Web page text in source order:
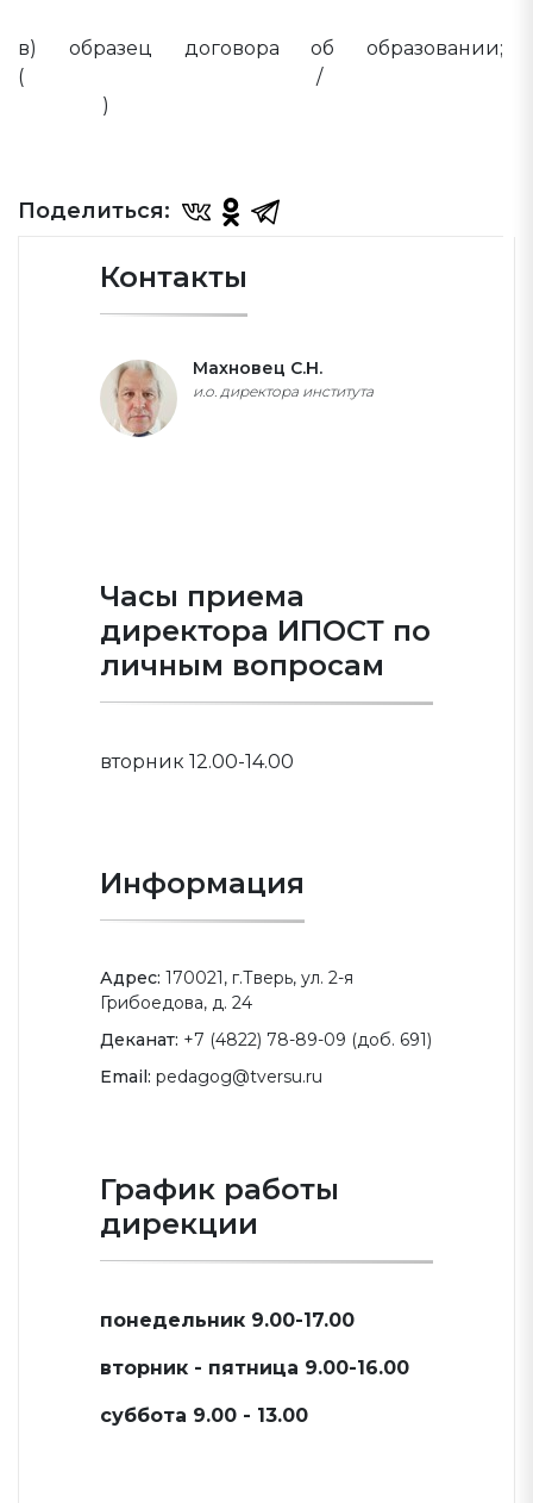
в) образец договора об образовании;
(
/
)
Поделиться:
Контакты
Махновец С.Н.
и.о. директора института
Часы приема
директора ИПОСТ по
личным вопросам
вторник 12.00-14.00
Информация
Адрес: 170021, г.Тверь, ул. 2-я
Грибоедова, д. 24
Деканат: +7 (4822) 78-89-09 (доб. 691)
Email: pedagog@tversu.ru
График работы
дирекции
понедельник 9.00-17.00
вторник - пятница 9.00-16.00
суббота 9.00 - 13.00